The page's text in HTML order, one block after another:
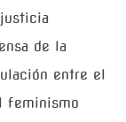
de la
entre el
feminismo